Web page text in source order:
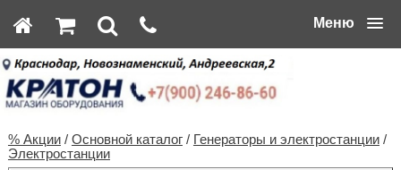
Меню
% Акции/ Основной каталог/ Генераторы и электростанции/
Электростанции